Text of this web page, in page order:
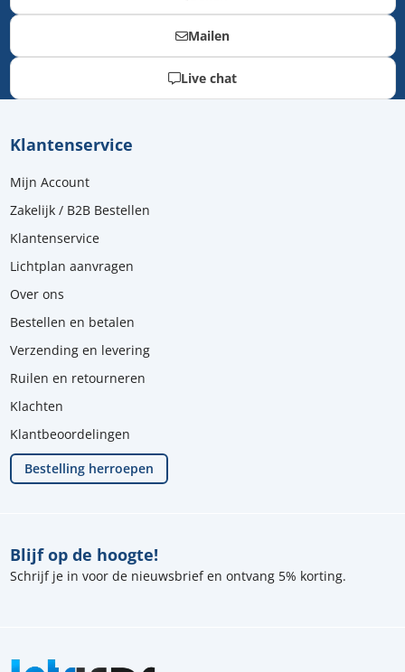
Mailen
Live chat
Blijf op de hoogte!
Schrijf je in voor de nieuwsbrief en ontvang 5% korting.
Klantenservice
Mijn Account
Zakelijk / B2B Bestellen
Klantenservice
Lichtplan aanvragen
Over ons
Bestellen en betalen
Verzending en levering
Ruilen en retourneren
Klachten
Klantbeoordelingen
Bestelling herroepen